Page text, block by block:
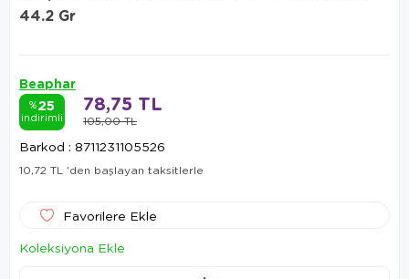
44.2 Gr
Beaphar
%25
indirimli 105,00 TL
78,75 TL
Barkod : 8711231105526
10,72 TL 'den başlayan taksitlerle
Favorilere Ekle
Koleksiyona Ekle